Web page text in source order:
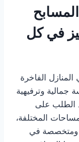
في كل
الفاخرة
وترفيهية
الطلب على
المختلفة،
ومتخصصة في